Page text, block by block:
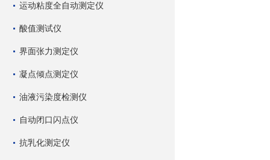
运动粘度全自动测定仪
酸值测试仪
界面张力测定仪
凝点倾点测定仪
油液污染度检测仪
自动闭口闪点仪
抗乳化测定仪